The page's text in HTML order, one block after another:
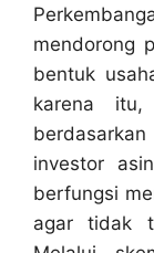
mendorong
bentuk
karena itu,
investor
berfungsi
agar tidak